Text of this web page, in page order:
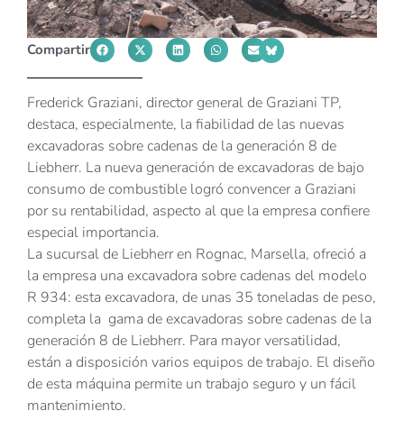
Compartir
Frederick Graziani, director general de Graziani TP,
destaca, especialmente, la fiabilidad de las nuevas
excavadoras sobre cadenas de la generación 8 de
Liebherr. La nueva generación de excavadoras de bajo
consumo de combustible logró convencer a Graziani
por su rentabilidad, aspecto al que la empresa confiere
especial importancia.
La sucursal de Liebherr en Rognac, Marsella, ofreció a
la empresa una excavadora sobre cadenas del modelo
R 934: esta excavadora, de unas 35 toneladas de peso,
completa la gama de excavadoras sobre cadenas de la
generación 8 de Liebherr. Para mayor versatilidad,
están a disposición varios equipos de trabajo. El diseño
de esta máquina permite un trabajo seguro y un fácil
mantenimiento.